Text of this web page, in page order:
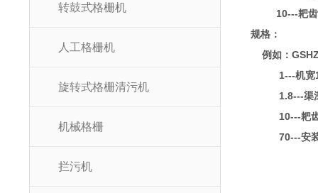
转鼓式格栅机
人工格栅机
旋转式格栅清污机
机械格栅
拦污机
10---耙
规格：
例如：
1---机宽
1.8---渠
10---耙
70---安